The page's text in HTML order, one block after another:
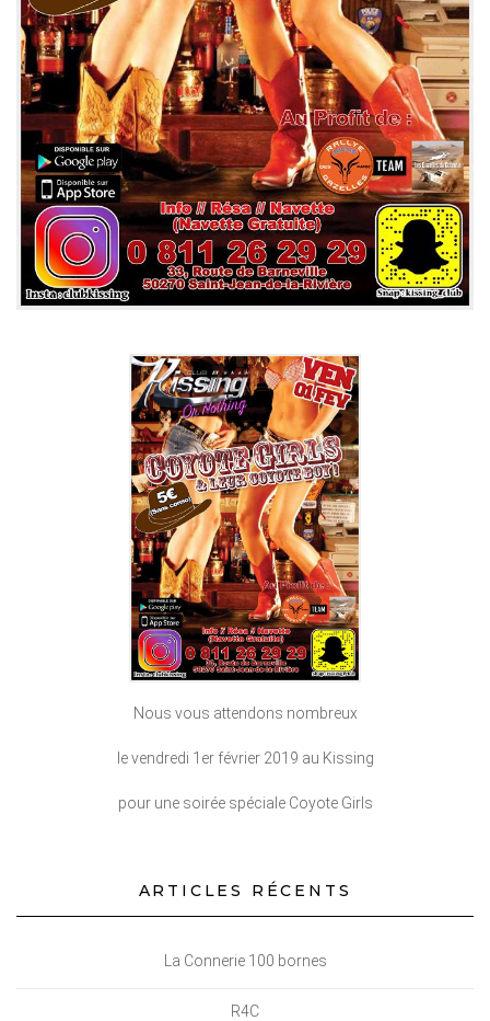
Nous vous attendons nombreux
le vendredi 1er février 2019 au Kissing
pour une soirée spéciale Coyote Girls
ARTICLES RÉCENTS
La Connerie 100 bornes
R4C